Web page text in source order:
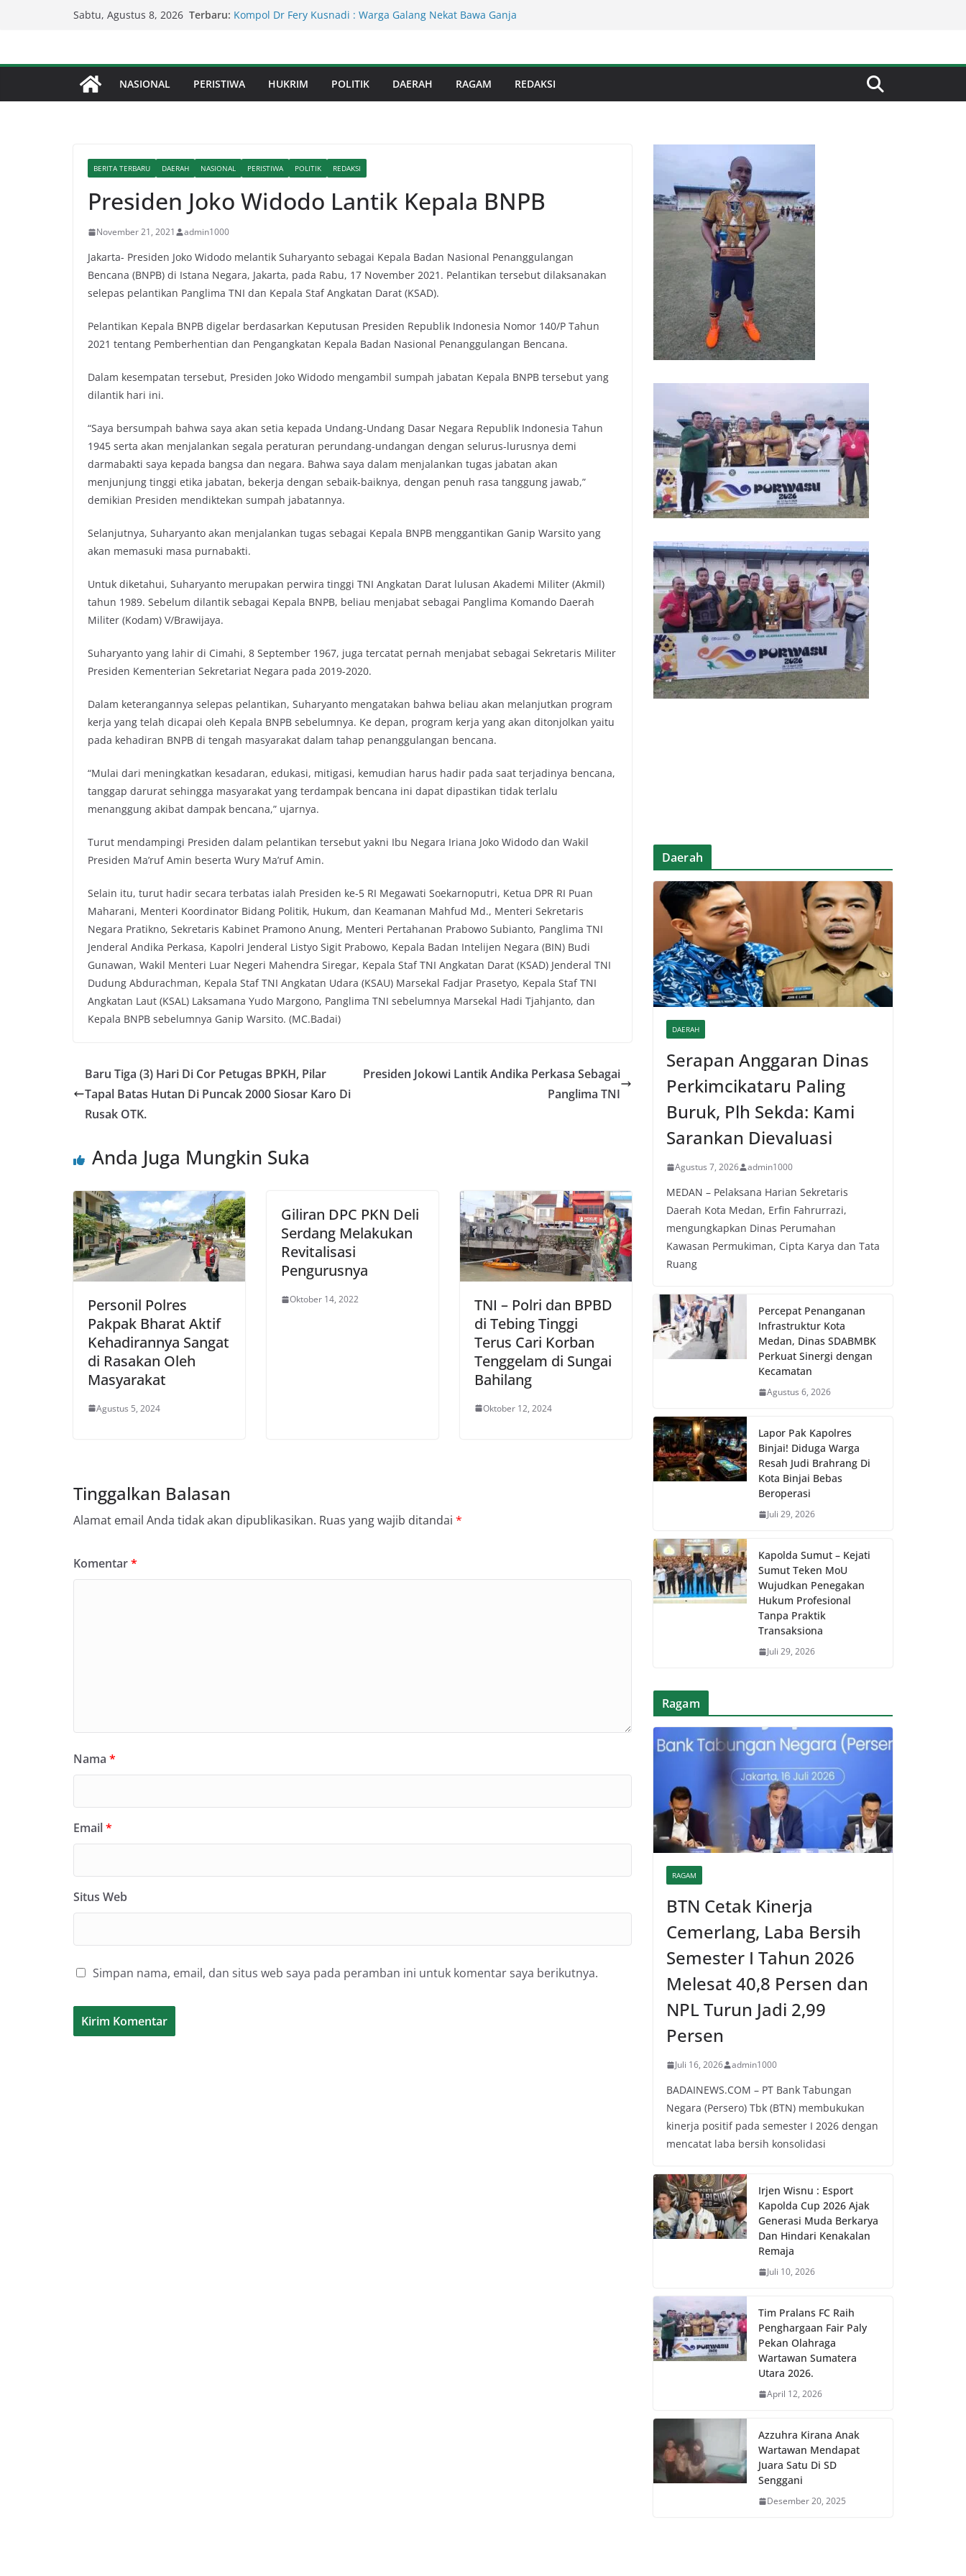
Sabtu, Agustus 8, 2026 Terbaru: Penegakan Hukum Profesional Tanpa Praktik Transaksiona
Percepat Penanganan Infrastruktur Kota Medan, Dinas
SDABMBK Perkuat Sinergi dengan Kecamatan
NASIONAL PERISTIWA HUKRIM POLITIK DAERAH RAGAM REDAKSI
BERITA TERBARU DAERAH NASIONAL PERISTIWA POLITIK REDAKSI
Presiden Joko Widodo Lantik Kepala BNPB
November 21, 2021 admin1000
Jakarta- Presiden Joko Widodo melantik Suharyanto sebagai Kepala Badan Nasional Penanggulangan
Bencana (BNPB) di Istana Negara, Jakarta, pada Rabu, 17 November 2021. Pelantikan tersebut dilaksanakan
selepas pelantikan Panglima TNI dan Kepala Staf Angkatan Darat (KSAD).
Pelantikan Kepala BNPB digelar berdasarkan Keputusan Presiden Republik Indonesia Nomor 140/P Tahun
2021 tentang Pemberhentian dan Pengangkatan Kepala Badan Nasional Penanggulangan Bencana.
Dalam kesempatan tersebut, Presiden Joko Widodo mengambil sumpah jabatan Kepala BNPB tersebut yang
dilantik hari ini.
“Saya bersumpah bahwa saya akan setia kepada Undang-Undang Dasar Negara Republik Indonesia Tahun
1945 serta akan menjalankan segala peraturan perundang-undangan dengan selurus-lurusnya demi
darmabakti saya kepada bangsa dan negara. Bahwa saya dalam menjalankan tugas jabatan akan
menjunjung tinggi etika jabatan, bekerja dengan sebaik-baiknya, dengan penuh rasa tanggung jawab,”
demikian Presiden mendiktekan sumpah jabatannya.
Selanjutnya, Suharyanto akan menjalankan tugas sebagai Kepala BNPB menggantikan Ganip Warsito yang
akan memasuki masa purnabakti.
Untuk diketahui, Suharyanto merupakan perwira tinggi TNI Angkatan Darat lulusan Akademi Militer (Akmil)
tahun 1989. Sebelum dilantik sebagai Kepala BNPB, beliau menjabat sebagai Panglima Komando Daerah
Militer (Kodam) V/Brawijaya.
Suharyanto yang lahir di Cimahi, 8 September 1967, juga tercatat pernah menjabat sebagai Sekretaris Militer
Presiden Kementerian Sekretariat Negara pada 2019-2020.
Dalam keterangannya selepas pelantikan, Suharyanto mengatakan bahwa beliau akan melanjutkan program
kerja yang telah dicapai oleh Kepala BNPB sebelumnya. Ke depan, program kerja yang akan ditonjolkan yaitu
pada kehadiran BNPB di tengah masyarakat dalam tahap penanggulangan bencana.
“Mulai dari meningkatkan kesadaran, edukasi, mitigasi, kemudian harus hadir pada saat terjadinya bencana,
tanggap darurat sehingga masyarakat yang terdampak bencana ini dapat dipastikan tidak terlalu
menanggung akibat dampak bencana,” ujarnya.
Turut mendampingi Presiden dalam pelantikan tersebut yakni Ibu Negara Iriana Joko Widodo dan Wakil
Presiden Ma’ruf Amin beserta Wury Ma’ruf Amin.
Selain itu, turut hadir secara terbatas ialah Presiden ke-5 RI Megawati Soekarnoputri, Ketua DPR RI Puan
Maharani, Menteri Koordinator Bidang Politik, Hukum, dan Keamanan Mahfud Md., Menteri Sekretaris
Negara Pratikno, Sekretaris Kabinet Pramono Anung, Menteri Pertahanan Prabowo Subianto, Panglima TNI
Jenderal Andika Perkasa, Kapolri Jenderal Listyo Sigit Prabowo, Kepala Badan Intelijen Negara (BIN) Budi
Gunawan, Wakil Menteri Luar Negeri Mahendra Siregar, Kepala Staf TNI Angkatan Darat (KSAD) Jenderal TNI
Dudung Abdurachman, Kepala Staf TNI Angkatan Udara (KSAU) Marsekal Fadjar Prasetyo, Kepala Staf TNI
Angkatan Laut (KSAL) Laksamana Yudo Margono, Panglima TNI sebelumnya Marsekal Hadi Tjahjanto, dan
Kepala BNPB sebelumnya Ganip Warsito. (MC.Badai)
Baru Tiga (3) Hari Di Cor Petugas BPKH, Pilar
Tapal Batas Hutan Di Puncak 2000 Siosar Karo Di
Rusak OTK.
Presiden Jokowi Lantik Andika Perkasa Sebagai
Panglima TNI
Anda Juga Mungkin Suka
Personil Polres
Pakpak Bharat Aktif
Kehadirannya Sangat
di Rasakan Oleh
Masyarakat
Agustus 5, 2024
Giliran DPC PKN Deli
Serdang Melakukan
Revitalisasi
Pengurusnya
Oktober 14, 2022
TNI – Polri dan BPBD
di Tebing Tinggi
Terus Cari Korban
Tenggelam di Sungai
Bahilang
Oktober 12, 2024
Tinggalkan Balasan
Alamat email Anda tidak akan dipublikasikan. Ruas yang wajib ditandai *
Komentar*
Nama *
Email*
Situs Web
Simpan nama, email, dan situs web saya pada peramban ini untuk komentar saya berikutnya.
Daerah
DAERAH
Serapan Anggaran Dinas
Perkimcikataru Paling
Buruk, Plh Sekda: Kami
Sarankan Dievaluasi
Agustus 7, 2026 admin1000
MEDAN – Pelaksana Harian Sekretaris
Daerah Kota Medan, Erfin Fahrurrazi,
mengungkapkan Dinas Perumahan
Kawasan Permukiman, Cipta Karya dan Tata
Ruang
Percepat Penanganan
Infrastruktur Kota
Medan, Dinas SDABMBK
Perkuat Sinergi dengan
Kecamatan
Agustus 6, 2026
Lapor Pak Kapolres
Binjai! Diduga Warga
Resah Judi Brahrang Di
Kota Binjai Bebas
Beroperasi
Juli 29, 2026
Kapolda Sumut – Kejati
Sumut Teken MoU
Wujudkan Penegakan
Hukum Profesional
Tanpa Praktik
Transaksiona
Juli 29, 2026
Ragam
RAGAM
BTN Cetak Kinerja
Cemerlang, Laba Bersih
Semester I Tahun 2026
Melesat 40,8 Persen dan
NPL Turun Jadi 2,99
Persen
Juli 16, 2026 admin1000
BADAINEWS.COM – PT Bank Tabungan
Negara (Persero) Tbk (BTN) membukukan
kinerja positif pada semester I 2026 dengan
mencatat laba bersih konsolidasi
Irjen Wisnu : Esport
Kapolda Cup 2026 Ajak
Generasi Muda Berkarya
Dan Hindari Kenakalan
Remaja
Juli 10, 2026
Tim Pralans FC Raih
Penghargaan Fair Paly
Pekan Olahraga
Wartawan Sumatera
Utara 2026.
April 12, 2026
Azzuhra Kirana Anak
Wartawan Mendapat
Juara Satu Di SD
Senggani
Desember 20, 2025